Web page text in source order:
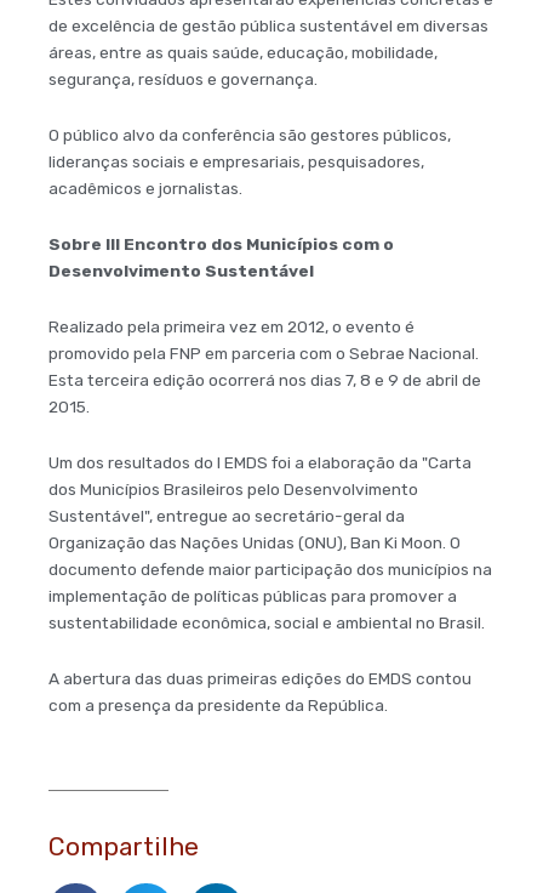
de excelência de gestão pública sustentável em diversas
áreas, entre as quais saúde, educação, mobilidade,
segurança, resíduos e governança.
O público alvo da conferência são gestores públicos,
lideranças sociais e empresariais, pesquisadores,
acadêmicos e jornalistas.
Sobre III Encontro dos Municípios com o
Desenvolvimento Sustentável
Realizado pela primeira vez em 2012, o evento é
promovido pela FNP em parceria com o Sebrae Nacional.
Esta terceira edição ocorrerá nos dias 7, 8 e 9 de abril de
2015.
Um dos resultados do I EMDS foi a elaboração da "Carta
dos Municípios Brasileiros pelo Desenvolvimento
Sustentável", entregue ao secretário-geral da
Organização das Nações Unidas (ONU), Ban Ki Moon. O
documento defende maior participação dos municípios na
implementação de políticas públicas para promover a
sustentabilidade econômica, social e ambiental no Brasil.
A abertura das duas primeiras edições do EMDS contou
com a presença da presidente da República.
Compartilhe